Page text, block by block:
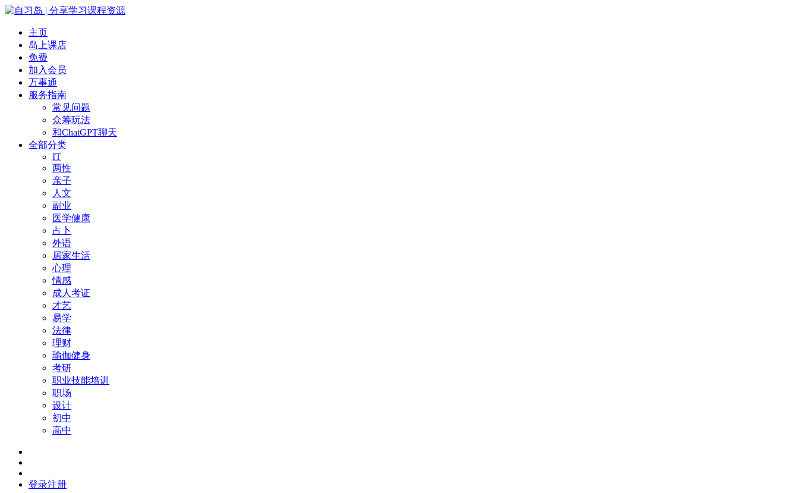
主页
岛上课店
免费
加入会员
万事通
服务指南
常见问题
众筹玩法
和ChatGPT聊天
全部分类
IT
两性
亲子
人文
副业
医学健康
占卜
外语
居家生活
心理
情感
成人考证
才艺
易学
法律
理财
瑜伽健身
考研
职业技能培训
职场
设计
初中
高中
登录注册